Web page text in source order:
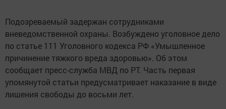
Подозреваемый задержан сотрудниками
вневедомственной охраны. Возбуждено уголовное дело
по статье 111 Уголовного кодекса РФ «Умышленное
причинение тяжкого вреда здоровью». Об этом
сообщает пресс-служба МВД по РТ. Часть первая
упомянутой статьи предусматривает наказание в виде
лишения свободы до восьми лет.